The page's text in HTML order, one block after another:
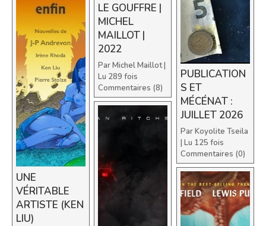
LE GOUFFRE |
MICHEL
MAILLOT |
2022
ParMichel Maillot|
Lu 289 fois
Commentaires (8)
PUBLICATION
S ET
MÉCÉNAT :
JUILLET 2026
ParKoyolite Tseila
| Lu 125 fois
Commentaires (0)
UNE
VÉRITABLE
ARTISTE (KEN
LIU)